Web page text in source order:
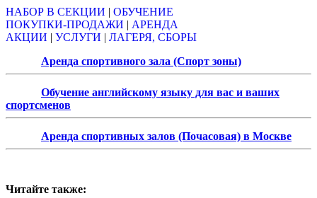
НАБОР В СЕКЦИИ | ОБУЧЕНИЕ
ПОКУПКИ-ПРОДАЖИ | АРЕНДА
АКЦИИ | УСЛУГИ | ЛАГЕРЯ, СБОРЫ
Аренда спортивного зала (Спорт зоны)
Обучение английскому языку для вас и ваших
спортсменов
Аренда спортивных залов (Почасовая) в Москве
Читайте также: